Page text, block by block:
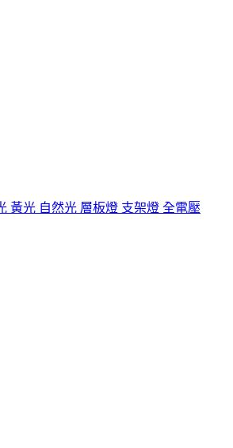
黃光 自然光 層板燈 支架燈 全電壓